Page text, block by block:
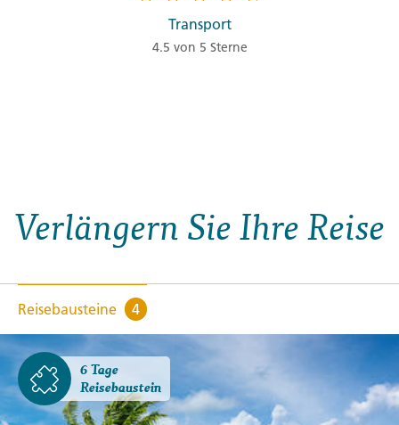
Transport
4.5 von 5 Sterne
Verlängern Sie Ihre Reise
Reisebausteine 4
6 Tage
Reisebaustein